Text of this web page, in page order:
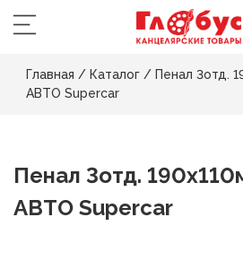
Главная / Каталог / Пенал 3отд.
АВТО Supercar
Пенал 3отд.
АВТО Supercar